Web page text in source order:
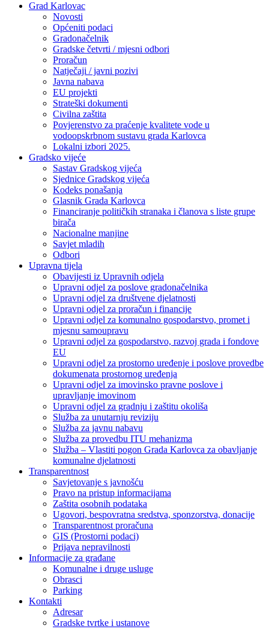
Grad Karlovac
Novosti
Općeniti podaci
Gradonačelnik
Gradske četvrti / mjesni odbori
Proračun
Natječaji / javni pozivi
Javna nabava
EU projekti
Strateški dokumenti
Civilna zaštita
Povjerenstvo za praćenje kvalitete vode u
vodoopskrbnom sustavu grada Karlovca
Lokalni izbori 2025.
Gradsko vijeće
Sastav Gradskog vijeća
Sjednice Gradskog vijeća
Kodeks ponašanja
Glasnik Grada Karlovca
Financiranje političkih stranaka i članova s liste grupe
birača
Nacionalne manjine
Savjet mladih
Odbori
Upravna tijela
Obavijesti iz Upravnih odjela
Upravni odjel za poslove gradonačelnika
Upravni odjel za društvene djelatnosti
Upravni odjel za proračun i financije
Upravni odjel za komunalno gospodarstvo, promet i
mjesnu samoupravu
Upravni odjel za gospodarstvo, razvoj grada i fondove
EU
Upravni odjel za prostorno uređenje i poslove provedbe
dokumenata prostornog uređenja
Upravni odjel za imovinsko pravne poslove i
upravljanje imovinom
Upravni odjel za gradnju i zaštitu okoliša
Služba za unutarnju reviziju
Služba za javnu nabavu
Služba za provedbu ITU mehanizma
Služba – Vlastiti pogon Grada Karlovca za obavljanje
komunalne djelatnosti
Transparentnost
Savjetovanje s javnošću
Pravo na pristup informacijama
Zaštita osobnih podataka
Ugovori, bespovratna sredstva, sponzorstva, donacije
Transparentnost proračuna
GIS (Prostorni podaci)
Prijava nepravilnosti
Informacije za građane
Komunalne i druge usluge
Obrasci
Parking
Kontakti
Adresar
Gradske tvrtke i ustanove